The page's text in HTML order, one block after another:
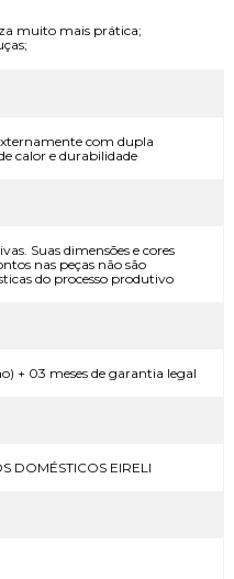
muito mais prática;
com dupla
calor e durabilidade
Suas dimensões e cores
nas peças não são
do processo produtivo
+ 03 meses de garantia legal
DOMÉSTICOS EIRELI